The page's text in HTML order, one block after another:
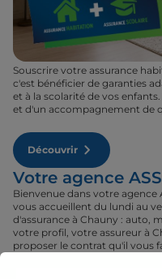
Souscrire votre assurance
c'est bénéficier de garanties
et à la scolarité de vos
et d'un accompagnement de
Découvrir
Votre agence
Bienvenue dans votre agence
vous accueillent du lundi au
d'assurance à Chauny : auto,
votre profil, votre assureur à
proposer le contrat qu'il vous